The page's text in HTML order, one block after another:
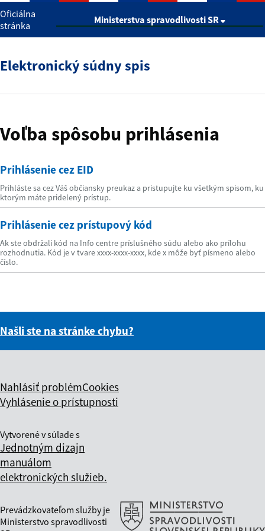
Oficiálna
stránka
Ministerstva spravodlivosti SR
Elektronický súdny spis
Voľba spôsobu prihlásenia
Prihlásenie cez EID
Prihláste sa cez Váš občiansky preukaz a pristupujte ku všetkým spisom, ku
ktorým máte pridelený prístup.
Prihlásenie cez prístupový kód
Ak ste obdržali kód na Info centre príslušného súdu alebo ako prílohu
rozhodnutia. Kód je v tvare xxxx-xxxx-xxxx, kde x môže byť písmeno alebo
číslo.
Našli ste na stránke chybu?
Nahlásiť problémCookies
Vyhlásenie o prístupnosti
Vytvorené v súlade s
Jednotným dizajn
manuálom
elektronických služieb.
Prevádzkovateľom služby je
Ministerstvo spravodlivosti